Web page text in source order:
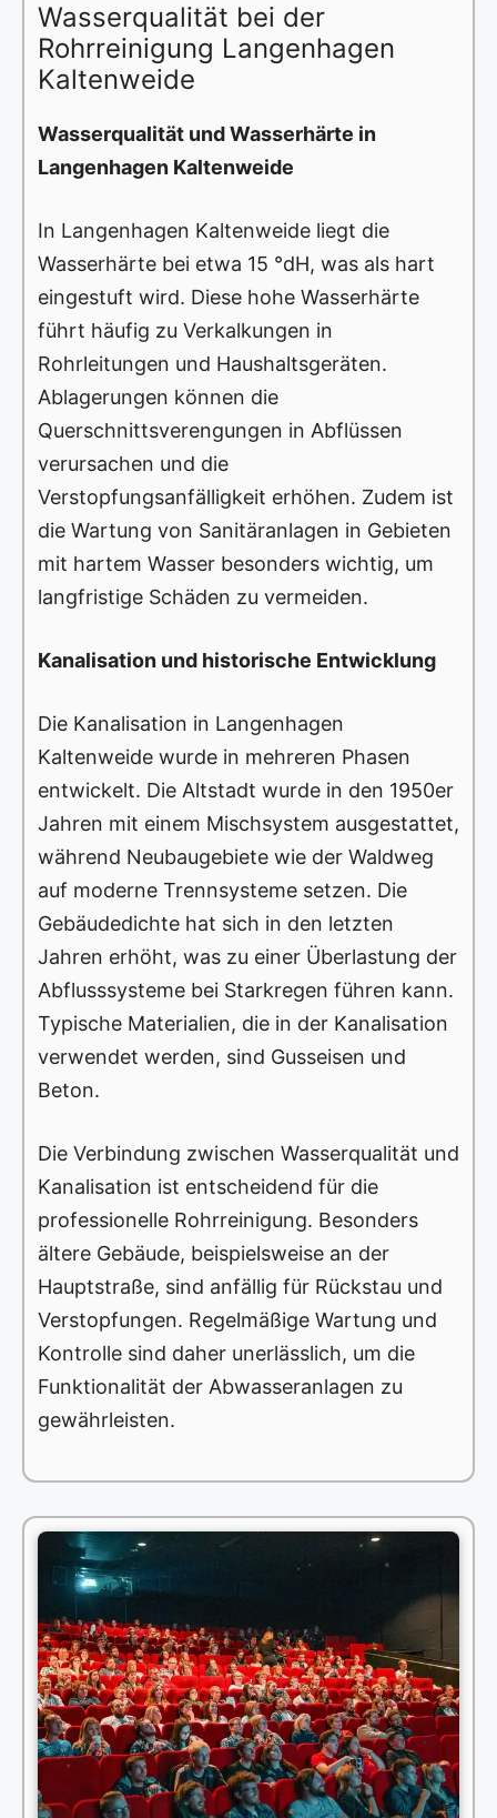
Wasserqualität bei der
Rohrreinigung Langenhagen
Kaltenweide
Wasserqualität und Wasserhärte in
Langenhagen Kaltenweide
In Langenhagen Kaltenweide liegt die
Wasserhärte bei etwa 15 °dH, was als hart
eingestuft wird. Diese hohe Wasserhärte
führt häufig zu Verkalkungen in
Rohrleitungen und Haushaltsgeräten.
Ablagerungen können die
Querschnittsverengungen in Abflüssen
verursachen und die
Verstopfungsanfälligkeit erhöhen. Zudem ist
die Wartung von Sanitäranlagen in Gebieten
mit hartem Wasser besonders wichtig, um
langfristige Schäden zu vermeiden.
Kanalisation und historische Entwicklung
Die Kanalisation in Langenhagen
Kaltenweide wurde in mehreren Phasen
entwickelt. Die Altstadt wurde in den 1950er
Jahren mit einem Mischsystem ausgestattet,
während Neubaugebiete wie der Waldweg
auf moderne Trennsysteme setzen. Die
Gebäudedichte hat sich in den letzten
Jahren erhöht, was zu einer Überlastung der
Abflusssysteme bei Starkregen führen kann.
Typische Materialien, die in der Kanalisation
verwendet werden, sind Gusseisen und
Beton.
Die Verbindung zwischen Wasserqualität und
Kanalisation ist entscheidend für die
professionelle Rohrreinigung. Besonders
ältere Gebäude, beispielsweise an der
Hauptstraße, sind anfällig für Rückstau und
Verstopfungen. Regelmäßige Wartung und
Kontrolle sind daher unerlässlich, um die
Funktionalität der Abwasseranlagen zu
gewährleisten.